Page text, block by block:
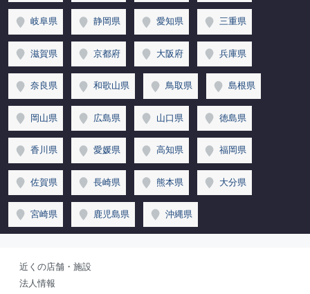
岐阜県 静岡県 愛知県 三重県
滋賀県 京都府 大阪府 兵庫県
奈良県 和歌山県 鳥取県 島根県
岡山県 広島県 山口県 徳島県
香川県 愛媛県 高知県 福岡県
佐賀県 長崎県 熊本県 大分県
宮崎県 鹿児島県 沖縄県
近くの店舗・施設
法人情報